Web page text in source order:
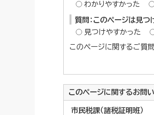
わかりやすかった
質問：このページは見
見つけやすかった
このページに関するご質
このページに関するお問
市民税課（諸税証明班）